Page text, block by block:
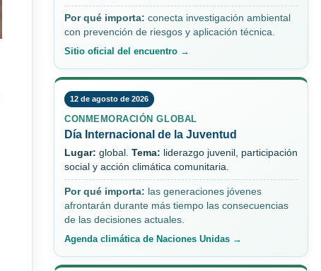
Por qué importa: conecta investigación ambiental
con prevención de riesgos y aplicación técnica.
Sitio oficial del encuentro →
12 de agosto de 2026
CONMEMORACIÓN GLOBAL
Día Internacional de la Juventud
Lugar: global. Tema: liderazgo juvenil, participación
social y acción climática comunitaria.
Por qué importa: las generaciones jóvenes
afrontarán durante más tiempo las consecuencias
de las decisiones actuales.
Agenda climática de Naciones Unidas →